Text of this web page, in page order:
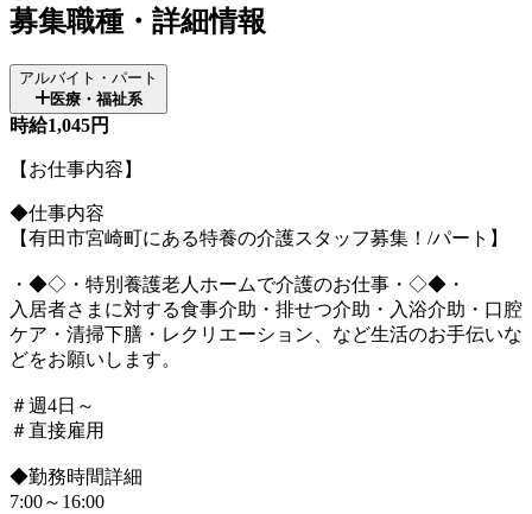
募集職種・詳細情報
アルバイト・パート
医療・福祉系
時給1,045円
【お仕事内容】
◆仕事内容
【有田市宮崎町にある特養の介護スタッフ募集！/パート】
・◆◇・特別養護老人ホームで介護のお仕事・◇◆・
入居者さまに対する食事介助・排せつ介助・入浴介助・口腔
ケア・清掃下膳・レクリエーション、など生活のお手伝いな
どをお願いします。
＃週4日～
＃直接雇用
◆勤務時間詳細
7:00～16:00